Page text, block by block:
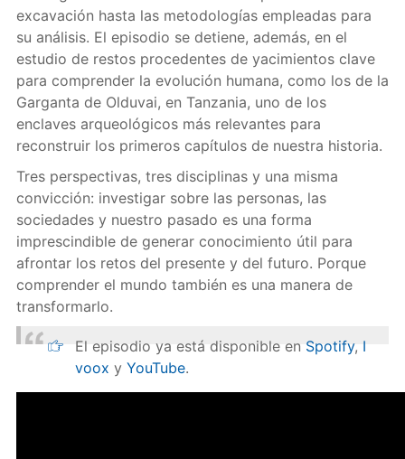
excavación hasta las metodologías empleadas para
su análisis. El episodio se detiene, además, en el
estudio de restos procedentes de yacimientos clave
para comprender la evolución humana, como los de la
Garganta de Olduvai, en Tanzania, uno de los
enclaves arqueológicos más relevantes para
reconstruir los primeros capítulos de nuestra historia.
Tres perspectivas, tres disciplinas y una misma
convicción: investigar sobre las personas, las
sociedades y nuestro pasado es una forma
imprescindible de generar conocimiento útil para
afrontar los retos del presente y del futuro. Porque
comprender el mundo también es una manera de
transformarlo.
El episodio ya está disponible en Spotify, I
voox y YouTube.